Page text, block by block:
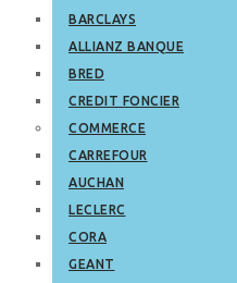
BARCLAYS
ALLIANZ BANQUE
BRED
CREDIT FONCIER
COMMERCE
CARREFOUR
AUCHAN
LECLERC
CORA
GEANT